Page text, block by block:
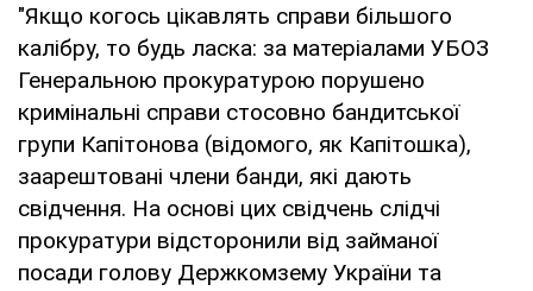
"Якщо когось цікавлять справи більшого
калібру, то будь ласка: за матеріалами УБОЗ
Генеральною прокуратурою порушено
кримінальні справи стосовно бандитської
групи Капітонова (відомого, як Капітошка),
заарештовані члени банди, які дають
свідчення. На основі цих свідчень слідчі
прокуратури відсторонили від займаної
посади голову Держкомзему України та